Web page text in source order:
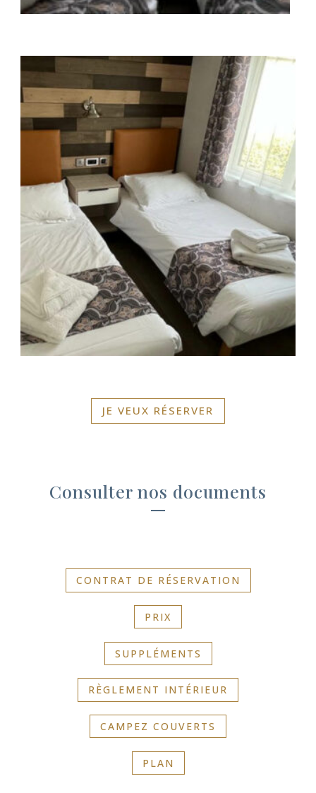
JE VEUX RÉSERVER
Consulter nos documents
CONTRAT DE RÉSERVATION
PRIX
SUPPLÉMENTS
RÈGLEMENT INTÉRIEUR
CAMPEZ COUVERTS
PLAN